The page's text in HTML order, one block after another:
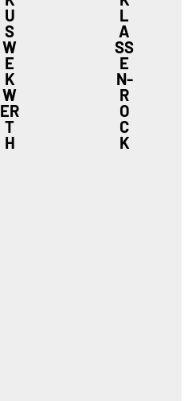
U
S
W
E
K
W
ER
T
H
L
A
SS
E
N-
R
O
C
K